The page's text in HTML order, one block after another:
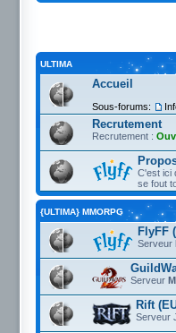
ULTIMA
Accueil
Sous-forums:
Recrutement
Recrutement :
C'est ici
se fout
{ULTIMA} MMORPG
FlyFF
Serveur
Serveur
Rift
Serveur